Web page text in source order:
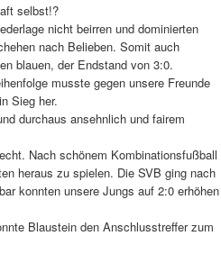
selbst!?
nicht beirren und dominierten
nach Belieben. Somit auch
blauen, der Endstand von 3:0.
musste gegen unsere Freunde
Sieg her.
durchaus ansehnlich und fairem
Nach schönem Kombinationsfußball
heraus zu spielen. Die SVB ging nach
konnten unsere Jungs auf 2:0 erhöhen
Blaustein den Anschlusstreffer zum